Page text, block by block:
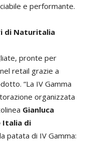
e performante.
di Naturitalia
pronte per
retail grazie a
“La IV Gamma
organizzata
Gianluca
Italia di
patata di IV Gamma: